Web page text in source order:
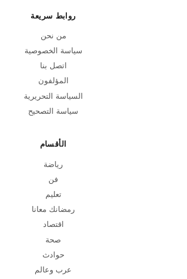
روابط سريعة
من نحن
سياسة الخصوصية
اتصل بنا
المؤلفون
السياسة التحريرية
سياسة التصحيح
الأقسام
رياضة
فن
تعليم
رمضانك معانا
اقتصاد
صحة
حوادث
عرب وعالم